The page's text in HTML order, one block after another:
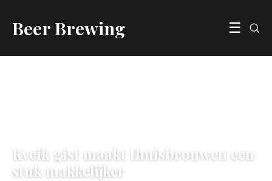
Beer Brewing ☰
Kveik gist maakt thuisbrouwen een
stuk makkelijker